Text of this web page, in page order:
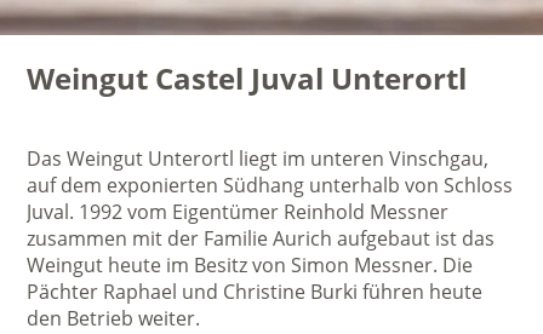
Weingut Castel Juval Unterortl
Das Weingut Unterortl liegt im unteren Vinschgau,
auf dem exponierten Südhang unterhalb von Schloss
Juval. 1992 vom Eigentümer Reinhold Messner
zusammen mit der Familie Aurich aufgebaut ist das
Weingut heute im Besitz von Simon Messner. Die
Pächter Raphael und Christine Burki führen heute
den Betrieb weiter.